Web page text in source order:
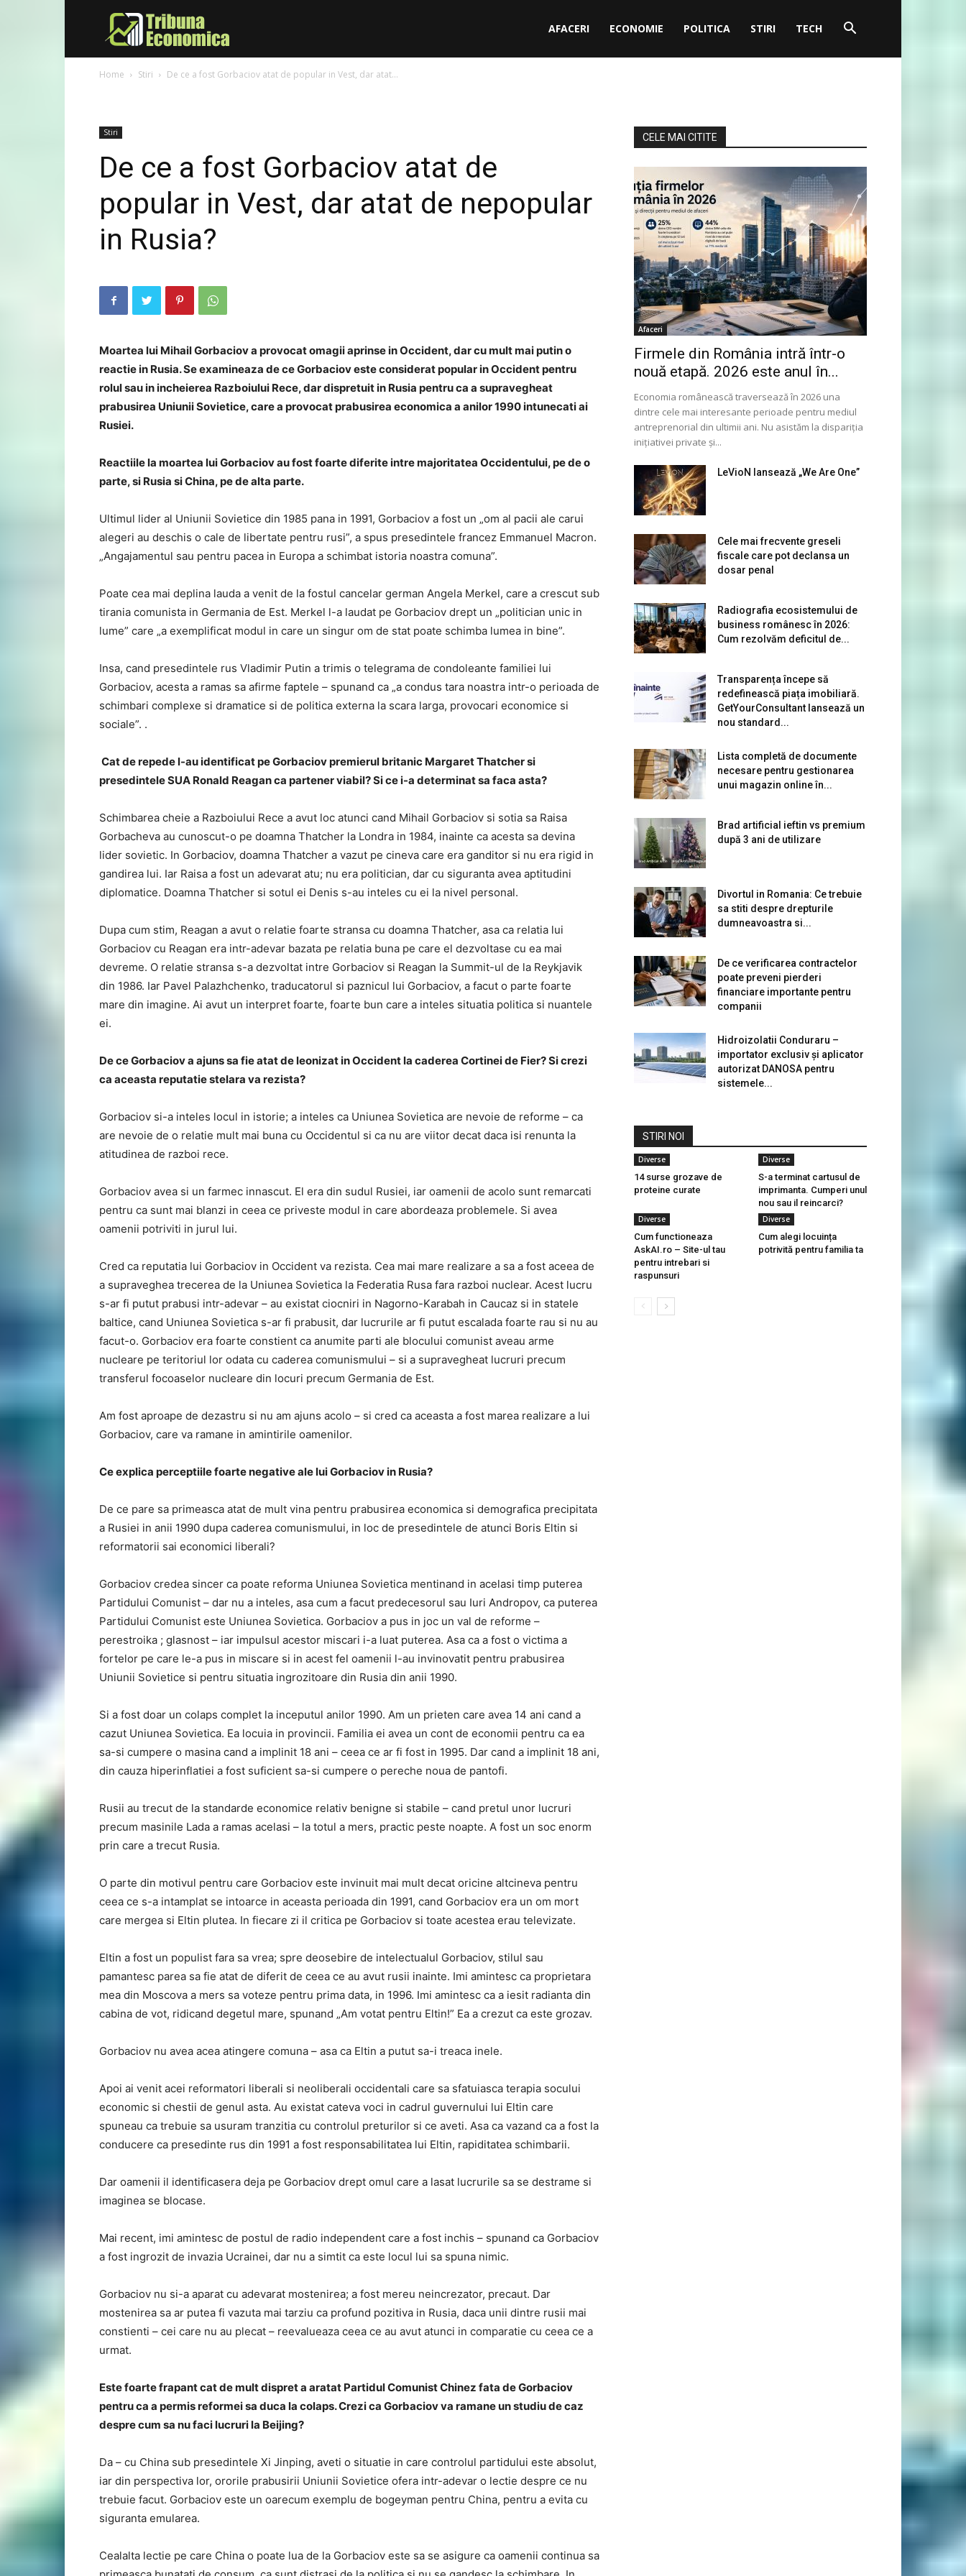
AFACERI ECONOMIE POLITICA STIRI TECH
Home Stiri De ce a fost Gorbaciov atat de popular in Vest, dar atat...
Stiri
De ce a fost Gorbaciov atat de
popular in Vest, dar atat de nepopular
in Rusia?
Moartea lui Mihail Gorbaciov a provocat omagii aprinse in Occident, dar cu mult mai putin o
reactie in Rusia. Se examineaza de ce Gorbaciov este considerat popular in Occident pentru
rolul sau in incheierea Razboiului Rece, dar dispretuit in Rusia pentru ca a supravegheat
prabusirea Uniunii Sovietice, care a provocat prabusirea economica a anilor 1990 intunecati ai
Rusiei.
Reactiile la moartea lui Gorbaciov au fost foarte diferite intre majoritatea Occidentului, pe de o
parte, si Rusia si China, pe de alta parte.
Ultimul lider al Uniunii Sovietice din 1985 pana in 1991, Gorbaciov a fost un „om al pacii ale carui
alegeri au deschis o cale de libertate pentru rusi”, a spus presedintele francez Emmanuel Macron.
„Angajamentul sau pentru pacea in Europa a schimbat istoria noastra comuna”.
Poate cea mai deplina lauda a venit de la fostul cancelar german Angela Merkel, care a crescut sub
tirania comunista in Germania de Est. Merkel l-a laudat pe Gorbaciov drept un „politician unic in
lume” care „a exemplificat modul in care un singur om de stat poate schimba lumea in bine”.
Insa, cand presedintele rus Vladimir Putin a trimis o telegrama de condoleante familiei lui
Gorbaciov, acesta a ramas sa afirme faptele – spunand ca „a condus tara noastra intr-o perioada de
schimbari complexe si dramatice si de politica externa la scara larga, provocari economice si
sociale”. .
Cat de repede l-au identificat pe Gorbaciov premierul britanic Margaret Thatcher si
presedintele SUA Ronald Reagan ca partener viabil? Si ce i-a determinat sa faca asta?
Schimbarea cheie a Razboiului Rece a avut loc atunci cand Mihail Gorbaciov si sotia sa Raisa
Gorbacheva au cunoscut-o pe doamna Thatcher la Londra in 1984, inainte ca acesta sa devina
lider sovietic. In Gorbaciov, doamna Thatcher a vazut pe cineva care era ganditor si nu era rigid in
gandirea lui. Iar Raisa a fost un adevarat atu; nu era politician, dar cu siguranta avea aptitudini
diplomatice. Doamna Thatcher si sotul ei Denis s-au inteles cu ei la nivel personal.
Dupa cum stim, Reagan a avut o relatie foarte stransa cu doamna Thatcher, asa ca relatia lui
Gorbaciov cu Reagan era intr-adevar bazata pe relatia buna pe care el dezvoltase cu ea mai
devreme. O relatie stransa s-a dezvoltat intre Gorbaciov si Reagan la Summit-ul de la Reykjavik
din 1986. Iar Pavel Palazhchenko, traducatorul si paznicul lui Gorbaciov, a facut o parte foarte
mare din imagine. Ai avut un interpret foarte, foarte bun care a inteles situatia politica si nuantele
ei.
De ce Gorbaciov a ajuns sa fie atat de leonizat in Occident la caderea Cortinei de Fier? Si crezi
ca aceasta reputatie stelara va rezista?
Gorbaciov si-a inteles locul in istorie; a inteles ca Uniunea Sovietica are nevoie de reforme – ca
are nevoie de o relatie mult mai buna cu Occidentul si ca nu are viitor decat daca isi renunta la
atitudinea de razboi rece.
Gorbaciov avea si un farmec innascut. El era din sudul Rusiei, iar oamenii de acolo sunt remarcati
pentru ca sunt mai blanzi in ceea ce priveste modul in care abordeaza problemele. Si avea
oamenii potriviti in jurul lui.
Cred ca reputatia lui Gorbaciov in Occident va rezista. Cea mai mare realizare a sa a fost aceea de
a supraveghea trecerea de la Uniunea Sovietica la Federatia Rusa fara razboi nuclear. Acest lucru
s-ar fi putut prabusi intr-adevar – au existat ciocniri in Nagorno-Karabah in Caucaz si in statele
baltice, cand Uniunea Sovietica s-ar fi prabusit, dar lucrurile ar fi putut escalada foarte rau si nu au
facut-o. Gorbaciov era foarte constient ca anumite parti ale blocului comunist aveau arme
nucleare pe teritoriul lor odata cu caderea comunismului – si a supravegheat lucruri precum
transferul focoaselor nucleare din locuri precum Germania de Est.
Am fost aproape de dezastru si nu am ajuns acolo – si cred ca aceasta a fost marea realizare a lui
Gorbaciov, care va ramane in amintirile oamenilor.
Ce explica perceptiile foarte negative ale lui Gorbaciov in Rusia?
De ce pare sa primeasca atat de mult vina pentru prabusirea economica si demografica precipitata
a Rusiei in anii 1990 dupa caderea comunismului, in loc de presedintele de atunci Boris Eltin si
reformatorii sai economici liberali?
Gorbaciov credea sincer ca poate reforma Uniunea Sovietica mentinand in acelasi timp puterea
Partidului Comunist – dar nu a inteles, asa cum a facut predecesorul sau Iuri Andropov, ca puterea
Partidului Comunist este Uniunea Sovietica. Gorbaciov a pus in joc un val de reforme –
perestroika ; glasnost – iar impulsul acestor miscari i-a luat puterea. Asa ca a fost o victima a
fortelor pe care le-a pus in miscare si in acest fel oamenii l-au invinovatit pentru prabusirea
Uniunii Sovietice si pentru situatia ingrozitoare din Rusia din anii 1990.
Si a fost doar un colaps complet la inceputul anilor 1990. Am un prieten care avea 14 ani cand a
cazut Uniunea Sovietica. Ea locuia in provincii. Familia ei avea un cont de economii pentru ca ea
sa-si cumpere o masina cand a implinit 18 ani – ceea ce ar fi fost in 1995. Dar cand a implinit 18 ani,
din cauza hiperinflatiei a fost suficient sa-si cumpere o pereche noua de pantofi.
Rusii au trecut de la standarde economice relativ benigne si stabile – cand pretul unor lucruri
precum masinile Lada a ramas acelasi – la totul a mers, practic peste noapte. A fost un soc enorm
prin care a trecut Rusia.
O parte din motivul pentru care Gorbaciov este invinuit mai mult decat oricine altcineva pentru
ceea ce s-a intamplat se intoarce in aceasta perioada din 1991, cand Gorbaciov era un om mort
care mergea si Eltin plutea. In fiecare zi il critica pe Gorbaciov si toate acestea erau televizate.
Eltin a fost un populist fara sa vrea; spre deosebire de intelectualul Gorbaciov, stilul sau
pamantesc parea sa fie atat de diferit de ceea ce au avut rusii inainte. Imi amintesc ca proprietara
mea din Moscova a mers sa voteze pentru prima data, in 1996. Imi amintesc ca a iesit radianta din
cabina de vot, ridicand degetul mare, spunand „Am votat pentru Eltin!” Ea a crezut ca este grozav.
Gorbaciov nu avea acea atingere comuna – asa ca Eltin a putut sa-i treaca inele.
Apoi ai venit acei reformatori liberali si neoliberali occidentali care sa sfatuiasca terapia socului
economic si chestii de genul asta. Au existat cateva voci in cadrul guvernului lui Eltin care
spuneau ca trebuie sa usuram tranzitia cu controlul preturilor si ce aveti. Asa ca vazand ca a fost la
conducere ca presedinte rus din 1991 a fost responsabilitatea lui Eltin, rapiditatea schimbarii.
Dar oamenii il identificasera deja pe Gorbaciov drept omul care a lasat lucrurile sa se destrame si
imaginea se blocase.
Mai recent, imi amintesc de postul de radio independent care a fost inchis – spunand ca Gorbaciov
a fost ingrozit de invazia Ucrainei, dar nu a simtit ca este locul lui sa spuna nimic.
Gorbaciov nu si-a aparat cu adevarat mostenirea; a fost mereu neincrezator, precaut. Dar
mostenirea sa ar putea fi vazuta mai tarziu ca profund pozitiva in Rusia, daca unii dintre rusii mai
constienti – cei care nu au plecat – reevalueaza ceea ce au avut atunci in comparatie cu ceea ce a
urmat.
Este foarte frapant cat de mult dispret a aratat Partidul Comunist Chinez fata de Gorbaciov
pentru ca a permis reformei sa duca la colaps. Crezi ca Gorbaciov va ramane un studiu de caz
despre cum sa nu faci lucruri la Beijing?
Da – cu China sub presedintele Xi Jinping, aveti o situatie in care controlul partidului este absolut,
iar din perspectiva lor, ororile prabusirii Uniunii Sovietice ofera intr-adevar o lectie despre ce nu
trebuie facut. Gorbaciov este un oarecum exemplu de bogeyman pentru China, pentru a evita cu
siguranta emularea.
Cealalta lectie pe care China o poate lua de la Gorbaciov este sa se asigure ca oamenii continua sa
CELE MAI CITITE
Afaceri
Firmele din România intră într-o
nouă etapă. 2026 este anul în...
Economia românească traversează în 2026 una
dintre cele mai interesante perioade pentru mediul
antreprenorial din ultimii ani. Nu asistăm la dispariția
inițiativei private și...
LeVioN lansează „We Are One”
Cele mai frecvente greseli
fiscale care pot declansa un
dosar penal
Radiografia ecosistemului de
business românesc în 2026:
Cum rezolvăm deficitul de...
Transparența începe să
redefinească piața imobiliară.
GetYourConsultant lansează un
nou standard...
Lista completă de documente
necesare pentru gestionarea
unui magazin online în...
Brad artificial ieftin vs premium
după 3 ani de utilizare
Divortul in Romania: Ce trebuie
sa stiti despre drepturile
dumneavoastra si...
De ce verificarea contractelor
poate preveni pierderi
financiare importante pentru
companii
Hidroizolatii Conduraru –
importator exclusiv și aplicator
autorizat DANOSA pentru
sistemele...
STIRI NOI
Diverse
14 surse grozave de
proteine ​​curate
Diverse
S-a terminat cartusul de
imprimanta. Cumperi unul
nou sau il reincarci?
Diverse
Cum functioneaza
AskAI.ro – Site-ul tau
pentru intrebari si
raspunsuri
Diverse
Cum alegi locuința
potrivită pentru familia ta